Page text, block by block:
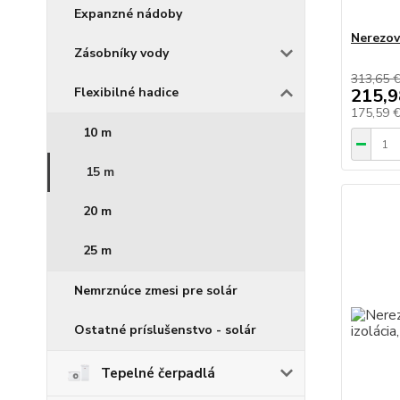
Expanzné nádoby
Zásobníky vody
Flexibilné hadice
10 m
15 m
20 m
25 m
Nemrznúce zmesi pre solár
Ostatné príslušenstvo - solár
Tepelné čerpadlá
313,65 €
175,59